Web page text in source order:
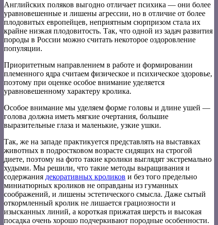
Английских поляков выгодно отличает психика — они более
уравновешенные и лишены агрессии, но в отличие от более
плодовитых европейцев, неприятным сюрпризом стала их
крайне низкая плодовитость. Так, что одной из задач развития
породы в России можно считать некоторое оздоровление
популяции.
Приоритетным направлением в работе и формировании
племенного ядра считаем физическое и психическое здоровье,
поэтому при оценке особое внимание уделяется
уравновешенному характеру кролика.
Особое внимание мы уделяем форме головы и длине ушей —
голова должна иметь мягкие очертания, большие
выразительные глаза и маленькие, узкие ушки.
Так, же на западе практикуется представлять на выставках
животных в подростковом возрасте сидящих на строгой
диете, поэтому на фото такие кролики выглядят экстремально
худыми. Мы решили, что такие методы выращивания и
содержания декоративных кроликов и без того предельно
миниатюрных кроликов не оправданы из гуманных
соображений, и лишены эстетического смысла. Даже сытый
откормленный кролик не лишается грациозности и
изысканных линий, а короткая прижатая шерсть и высокая
посадка очень хорошо подчеркивают породные особенности.